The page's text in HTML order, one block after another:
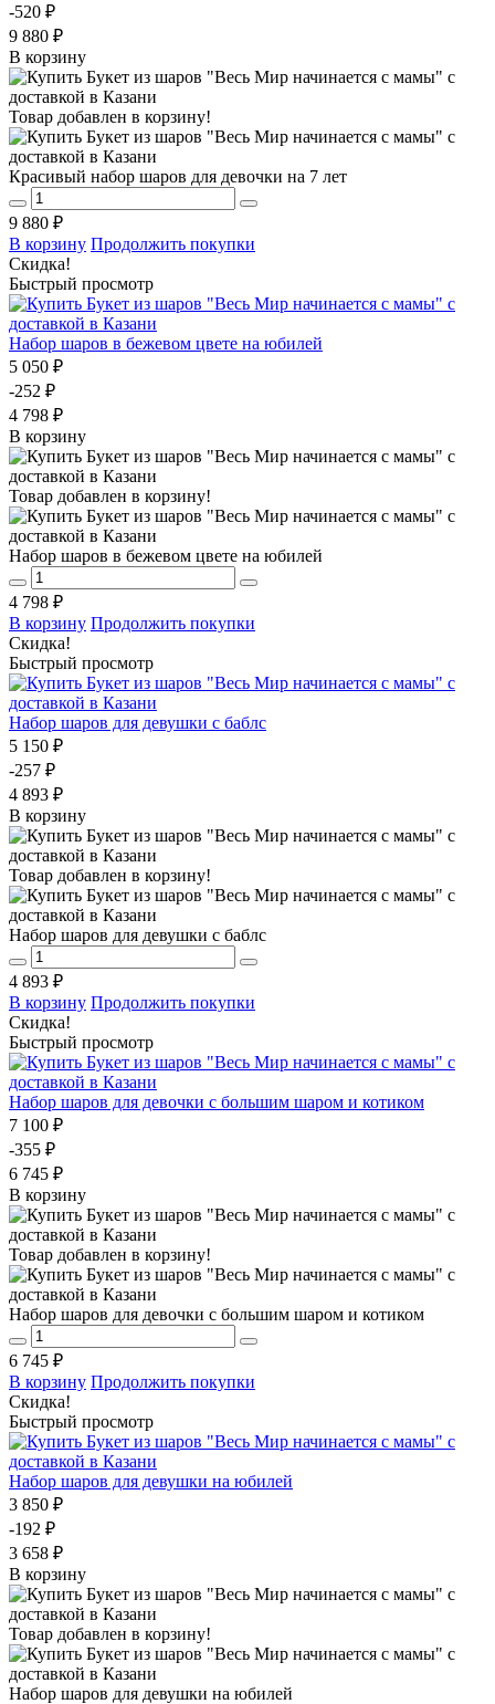
-520 ₽
9 880 ₽
В корзину
Товар добавлен в корзину!
Красивый набор шаров для девочки на 7 лет
9 880 ₽
В корзину Продолжить покупки
Скидка!
Быстрый просмотр
Набор шаров в бежевом цвете на юбилей
5 050 ₽
-252 ₽
4 798 ₽
В корзину
Товар добавлен в корзину!
Набор шаров в бежевом цвете на юбилей
4 798 ₽
В корзину Продолжить покупки
Скидка!
Быстрый просмотр
Набор шаров для девушки с баблс
5 150 ₽
-257 ₽
4 893 ₽
В корзину
Товар добавлен в корзину!
Набор шаров для девушки с баблс
4 893 ₽
В корзину Продолжить покупки
Скидка!
Быстрый просмотр
Набор шаров для девочки с большим шаром и котиком
7 100 ₽
-355 ₽
6 745 ₽
В корзину
Товар добавлен в корзину!
Набор шаров для девочки с большим шаром и котиком
6 745 ₽
В корзину Продолжить покупки
Скидка!
Быстрый просмотр
Набор шаров для девушки на юбилей
3 850 ₽
-192 ₽
3 658 ₽
В корзину
Товар добавлен в корзину!
Набор шаров для девушки на юбилей